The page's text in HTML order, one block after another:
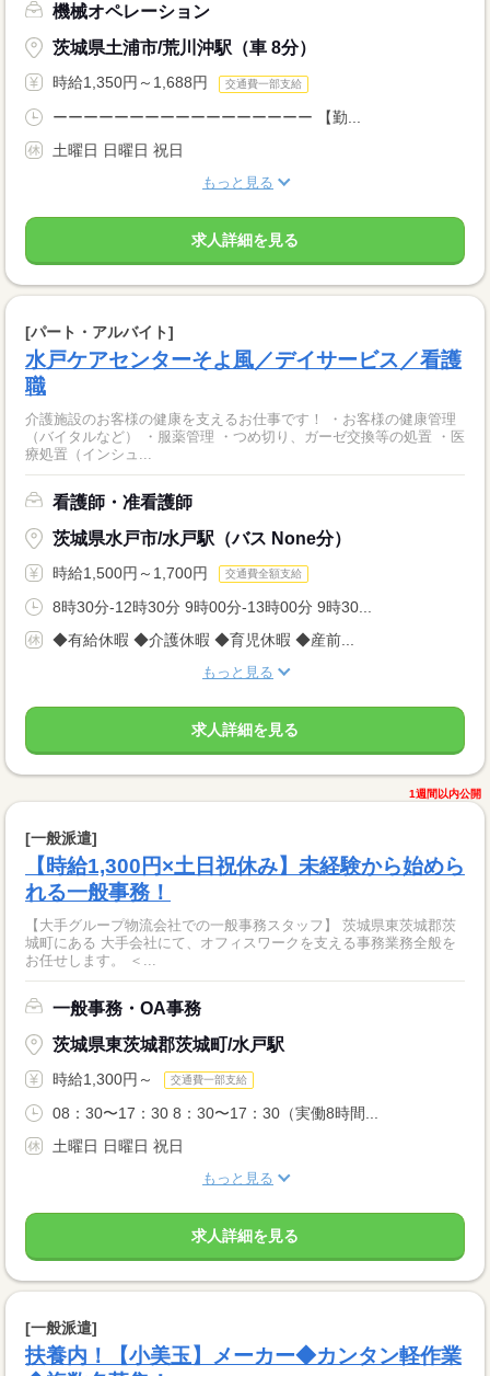
機械オペレーション
茨城県土浦市/荒川沖駅（車 8分）
時給1,350円～1,688円 交通費一部支給
ーーーーーーーーーーーーーーーーー 【勤...
土曜日 日曜日 祝日
もっと見る
求人詳細を見る
[パート・アルバイト]
水戸ケアセンターそよ風／デイサービス／看護
職
介護施設のお客様の健康を支えるお仕事です！ ・お客様の健康管理
（バイタルなど） ・服薬管理 ・つめ切り、ガーゼ交換等の処置 ・医
療処置（インシュ...
看護師・准看護師
茨城県水戸市/水戸駅（バス None分）
時給1,500円～1,700円 交通費全額支給
8時30分-12時30分 9時00分-13時00分 9時30...
◆有給休暇 ◆介護休暇 ◆育児休暇 ◆産前...
もっと見る
求人詳細を見る
1週間以内公開
[一般派遣]
【時給1,300円×土日祝休み】未経験から始めら
れる一般事務！
【大手グループ物流会社での一般事務スタッフ】 茨城県東茨城郡茨
城町にある 大手会社にて、オフィスワークを支える事務業務全般を
お任せします。 ＜...
一般事務・OA事務
茨城県東茨城郡茨城町/水戸駅
時給1,300円～ 交通費一部支給
08：30〜17：30 8：30〜17：30（実働8時間...
土曜日 日曜日 祝日
もっと見る
求人詳細を見る
[一般派遣]
扶養内！【小美玉】メーカー◆カンタン軽作業